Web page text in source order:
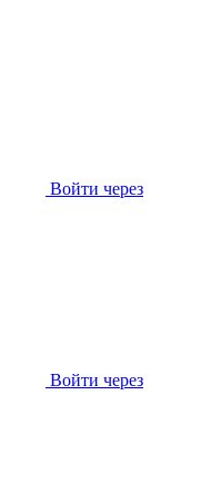
Войти через
Войти через